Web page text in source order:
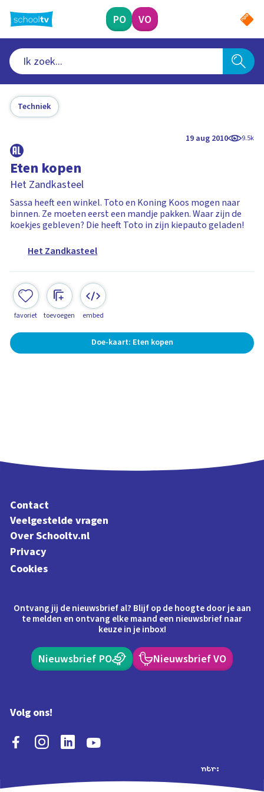
naar
hoofdinhoud
PO VO
Techniek
19 aug 2010 9.5k
Eten kopen
Het Zandkasteel
Sassa heeft een winkel. Toto en Koning Koos mogen naar
binnen. Ze moeten eerst een mandje pakken. Waar zijn de
koekjes gebleven? Die heeft Toto in zijn kiepauto geladen!
Het Zandkasteel
favoriet toevoegen embed
Doe-kaart: Eten kopen
Contact
Veelgestelde vragen
Over Schooltv.nl
Privacy
Cookies
Ontvang jij de nieuwsbrief al? Blijf op de hoogte door je aan
te melden en ontvang elke maand een nieuwsbrief naar
keuze in je inbox!
Nieuwsbrief PO Nieuwsbrief VO
Volg ons!